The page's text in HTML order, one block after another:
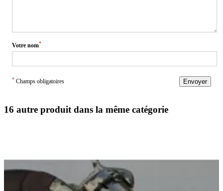
Votre nom*
* Champs obligatoires Envoyer
16 autre produit dans la même catégorie